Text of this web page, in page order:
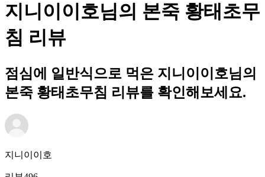
지니이이호님의 본죽 황태초무
침 리뷰
점심에 일반식으로 먹은 지니이이호님의
본죽 황태초무침 리뷰를 확인해보세요.
지니이이호